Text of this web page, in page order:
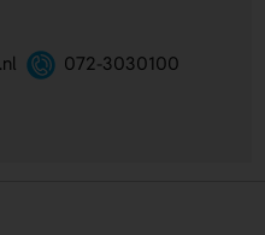
072-3030100